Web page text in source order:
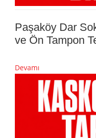
Paşaköy Dar
ve Ön Tampon
Devamı